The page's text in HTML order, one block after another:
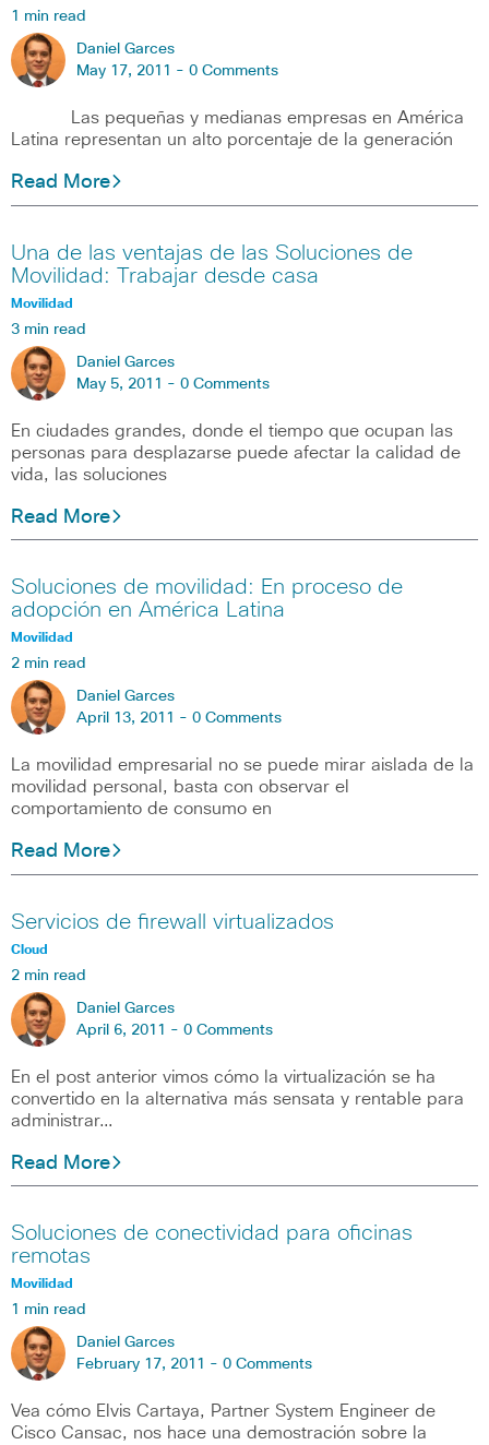
1 min read
Daniel Garces
May 17, 2011 - 0 Comments
Las pequeñas y medianas empresas en América
Latina representan un alto porcentaje de la generación
Read More
Una de las ventajas de las Soluciones de
Movilidad: Trabajar desde casa
Movilidad
3 min read
Daniel Garces
May 5, 2011 - 0 Comments
En ciudades grandes, donde el tiempo que ocupan las
personas para desplazarse puede afectar la calidad de
vida, las soluciones
Read More
Soluciones de movilidad: En proceso de
adopción en América Latina
Movilidad
2 min read
Daniel Garces
April 13, 2011 - 0 Comments
La movilidad empresarial no se puede mirar aislada de la
movilidad personal, basta con observar el
comportamiento de consumo en
Read More
Servicios de firewall virtualizados
Cloud
2 min read
Daniel Garces
April 6, 2011 - 0 Comments
En el post anterior vimos cómo la virtualización se ha
convertido en la alternativa más sensata y rentable para
administrar…
Read More
Soluciones de conectividad para oficinas
remotas
Movilidad
1 min read
Daniel Garces
February 17, 2011 - 0 Comments
Vea cómo Elvis Cartaya, Partner System Engineer de
Cisco Cansac, nos hace una demostración sobre la